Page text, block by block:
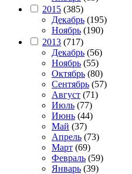
2015 (385)
Декабрь (195)
Ноябрь (190)
2013 (717)
Декабрь (56)
Ноябрь (55)
Октябрь (80)
Сентябрь (57)
Август (71)
Июль (77)
Июнь (44)
Май (37)
Апрель (73)
Март (69)
Февраль (59)
Январь (39)